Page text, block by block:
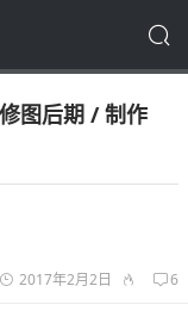
图后期 / 制作
2017年2月2日 6